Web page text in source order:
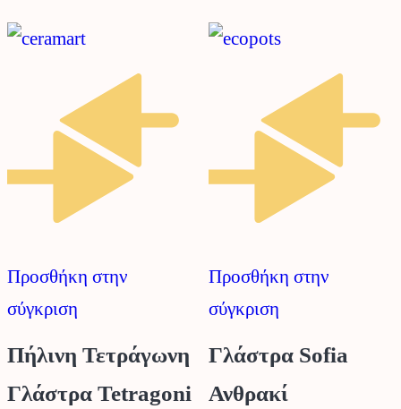
high
Προσθήκη στην
σύγκριση
Πήλινη Τετράγωνη
Γλάστρα Tetragoni
Προσθήκη στην
σύγκριση
Γλάστρα Sofia
Ανθρακί